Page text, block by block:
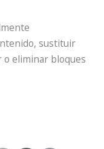
sustituir
o eliminar bloques